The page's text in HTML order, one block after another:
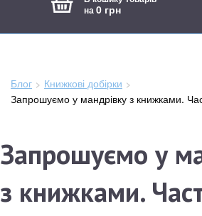
на0 грн
Блог
Книжкові добірки
Зараз
Запрошуємо у мандрівку з книжками.
Запрошуємо у
з книжками.